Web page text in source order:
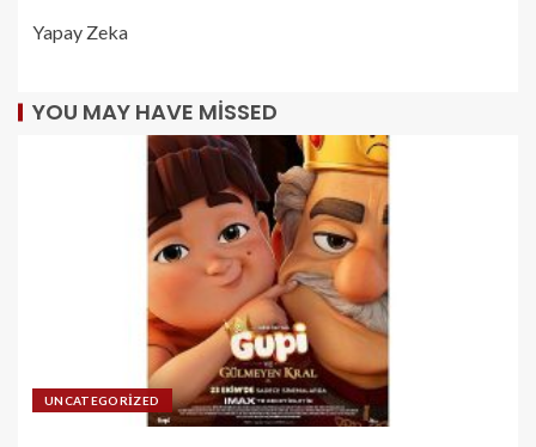
Yapay Zeka
YOU MAY HAVE MISSED
UNCATEGORIZED